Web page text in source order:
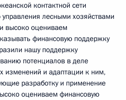
контактной сети
управления лесными хозяйствами
высоко оцениваем
финансовую поддержку
нашу поддержку
потенциалов в деле
изменений и адаптации к ним,
разработку и применение
оцениваем финансовую